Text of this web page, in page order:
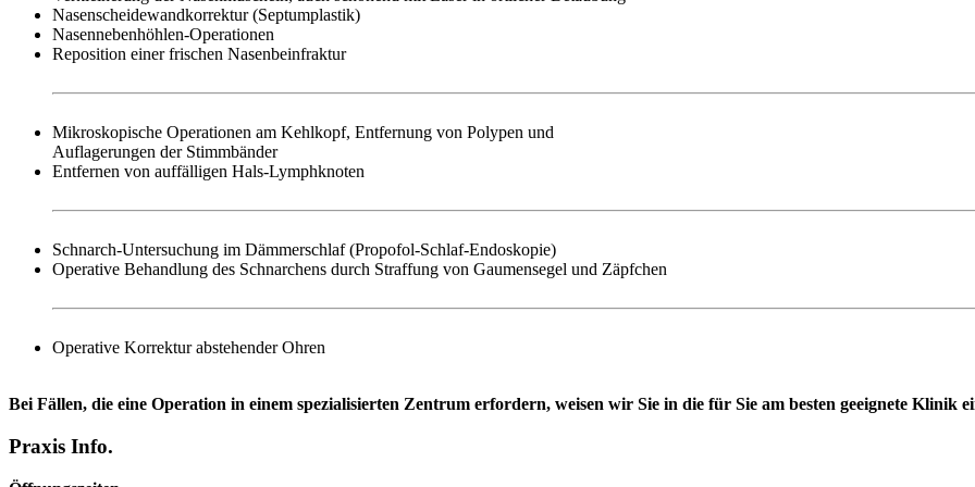
Nasenscheidewandkorrektur (Septumplastik)
Nasennebenhöhlen-Operationen
Reposition einer frischen Nasenbeinfraktur
Mikroskopische Operationen am Kehlkopf, Entfernung von Polypen und
Auflagerungen der Stimmbänder
Entfernen von auffälligen Hals-Lymphknoten
Schnarch-Untersuchung im Dämmerschlaf (Propofol-Schlaf-Endoskopie)
Operative Behandlung des Schnarchens durch Straffung von Gaumensegel und Zäpfchen
Operative Korrektur abstehender Ohren
Bei Fällen, die eine Operation in einem spezialisierten Zentrum erfordern, weisen wir Sie in die für Sie am besten geeignete Klinik
Praxis Info.